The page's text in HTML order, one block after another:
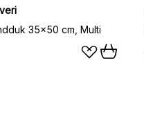
35x50 cm, Multi